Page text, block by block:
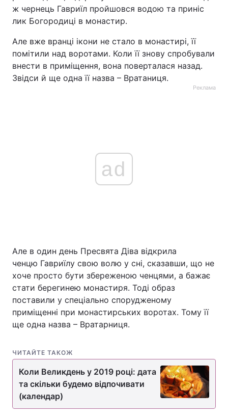
ж чернець Гавриїл пройшовся водою та приніс
лик Богородиці в монастир.
Але вже вранці ікони не стало в монастирі, її
помітили над воротами. Коли її знову спробували
внести в приміщення, вона поверталася назад.
Звідси й ще одна її назва – Вратаниця.
Реклама
ad
Але в один день Пресвята Діва відкрила
ченцю Гавриїлу свою волю у сні, сказавши, що не
хоче просто бути збереженою ченцями, а бажає
стати берегинею монастиря. Тоді образ
поставили у спеціально спорудженому
приміщенні при монастирських воротах. Тому її
ще одна назва – Вратарниця.
ЧИТАЙТЕ ТАКОЖ
Коли Великдень у 2019 році: дата
та скільки будемо відпочивати
(календар)